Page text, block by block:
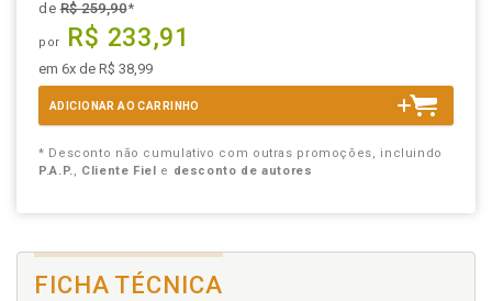
deR$ 259,90*
por R$ 233,91
em 6x de R$ 38,99
ADICIONAR AO CARRINHO
* Desconto não cumulativo com outras promoções, incluindo
P.A.P., Cliente Fiel e desconto de autores
FICHA TÉCNICA